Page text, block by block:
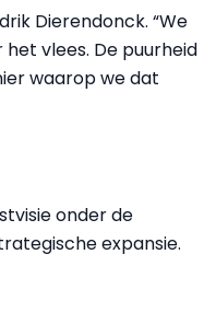
Dierendonck. “We
vlees. De puurheid
waarop we dat
onder de
expansie.